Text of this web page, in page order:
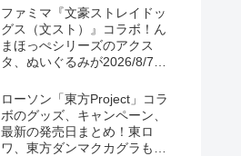
の半袖Tシャツが2026/8/7より
新発売！
ファミマ『文豪ストレイドッ
グス（文スト）』コラボ！ん
まほっぺシリーズのアクス
タ、ぬいぐるみが2026/8/7～
ローソン「東方Project」コラ
ボのグッズ、キャンペーン、
最新の発売日まとめ！東ロ
ワ、東方ダンマクカグラも！